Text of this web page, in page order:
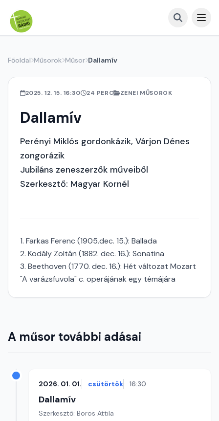
Főoldal Műsorok Műsor Dallamív
2025. 12. 15. 16:30 24 PERC ZENEI MŰSOROK
Dallamív
Perényi Miklós gordonkázik, Várjon Dénes
zongorázik
Jubiláns zeneszerzők műveiből
Szerkesztő: Magyar Kornél
1. Farkas Ferenc (1905.dec. 15.): Ballada
2. Kodály Zoltán (1882. dec. 16.): Sonatina
3. Beethoven (1770. dec. 16.): Hét változat Mozart
"A varázsfuvola" c. operájának egy témájára
A műsor további adásai
2026. 01. 01. csütörtök 16:30
Dallamív
Szerkesztő: Boros Attila